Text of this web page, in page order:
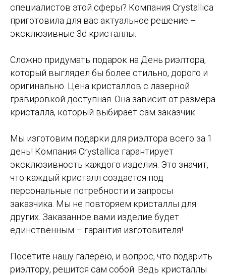
специалистов этой сферы? Компания Crystallica
приготовила для вас актуальное решение –
эксклюзивные 3d кристаллы.
Сложно придумать подарок на День риэлтора,
который выглядел бы более стильно, дорого и
оригинально. Цена кристаллов с лазерной
гравировкой доступная. Она зависит от размера
кристалла, который выбирает сам заказчик.
Мы изготовим подарки для риэлтора всего за 1
день! Компания Crystallica гарантирует
эксклюзивность каждого изделия. Это значит,
что каждый кристалл создается под
персональные потребности и запросы
заказчика. Мы не повторяем кристаллы для
других. Заказанное вами изделие будет
единственным – гарантия изготовителя!
Посетите нашу галерею, и вопрос, что подарить
риэлтору, решится сам собой. Ведь кристаллы